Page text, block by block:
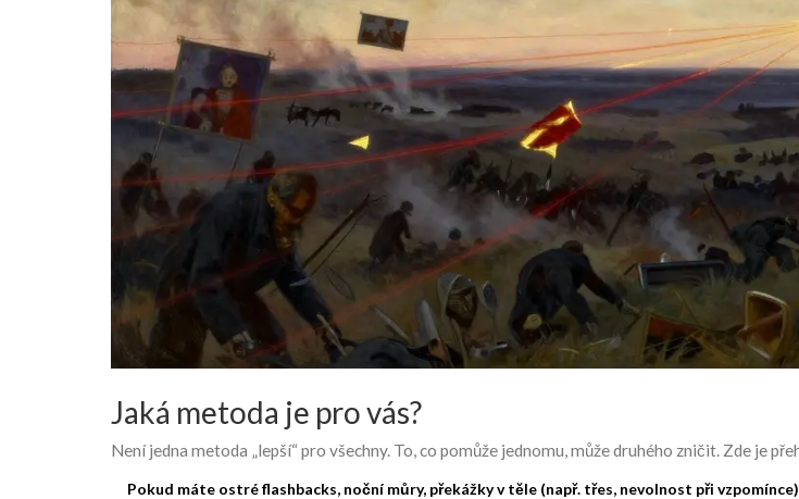
Jaká metoda je pro vás?
Není jedna metoda „lepší“ pro všechny. To, co pomůže jednomu, může druhého zničit. Zde je
Pokud máte ostré flashbacks, noční můry, překážky v těle (např. třes, nevolnost při vzpomínce)